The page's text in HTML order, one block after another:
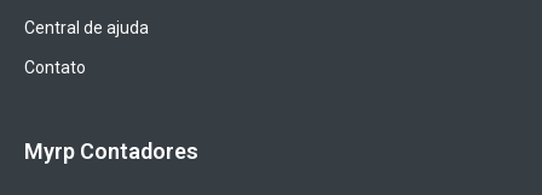
Central de ajuda
Contato
Myrp Contadores